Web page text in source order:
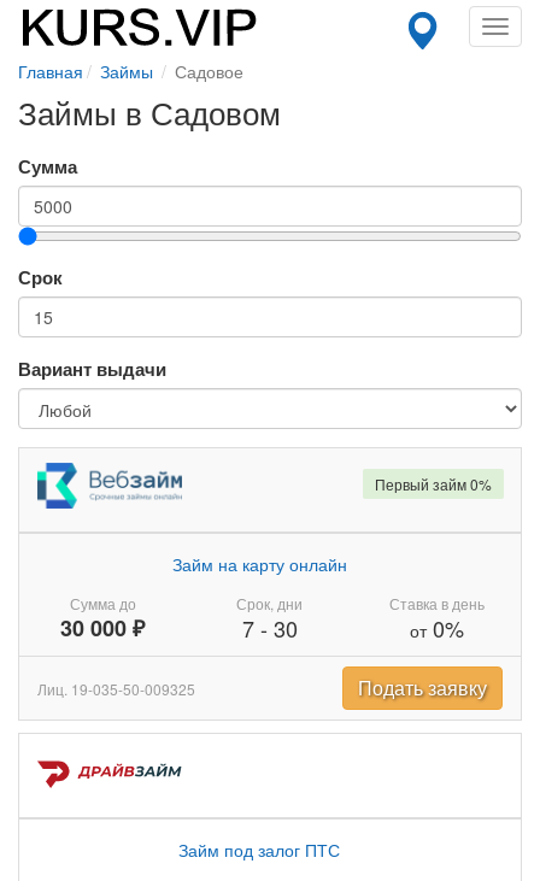
Главная Займы Садовое
Займы в Садовом
Сумма
Срок
Вариант выдачи
Сумма до
30 000 ₽
Займ на карту онлайн
Срок, дни
7- 30
Ставка в день
от0%
Первый займ 0%
Лиц. 19-035-50-009325 Подать заявку
Займ под залог ПТС